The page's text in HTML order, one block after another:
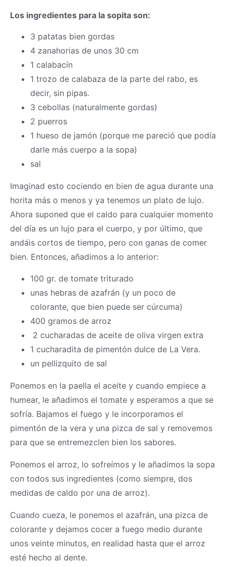
Los ingredientes para la sopita son:
3 patatas bien gordas
4 zanahorias de unos 30 cm
1 calabacín
1 trozo de calabaza de la parte del rabo, es
decir, sin pipas.
3 cebollas (naturalmente gordas)
2 puerros
1 hueso de jamón (porque me pareció que podía
darle más cuerpo a la sopa)
sal
Imaginad esto cociendo en bien de agua durante una
horita más o menos y ya tenemos un plato de lujo.
Ahora suponed que el caldo para cualquier momento
del día es un lujo para el cuerpo, y por último, que
andáis cortos de tiempo, pero con ganas de comer
bien. Entonces, añadimos a lo anterior:
100 gr. de tomate triturado
unas hebras de azafrán (y un poco de
colorante, que bien puede ser cúrcuma)
400 gramos de arroz
2 cucharadas de aceite de oliva virgen extra
1 cucharadita de pimentón dulce de La Vera.
un pellizquito de sal
Ponemos en la paella el aceite y cuando empiece a
humear, le añadimos el tomate y esperamos a que se
sofría. Bajamos el fuego y le incorporamos el
pimentón de la vera y una pizca de sal y removemos
para que se entremezclen bien los sabores.
Ponemos el arroz, lo sofreímos y le añadimos la sopa
con todos sus ingredientes (como siempre, dos
medidas de caldo por una de arroz).
Cuando cueza, le ponemos el azafrán, una pizca de
colorante y dejamos cocer a fuego medio durante
unos veinte minutos, en realidad hasta que el arroz
esté hecho al dente.